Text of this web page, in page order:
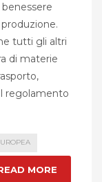
tutti gli altri
di materie
regolamento
MORE